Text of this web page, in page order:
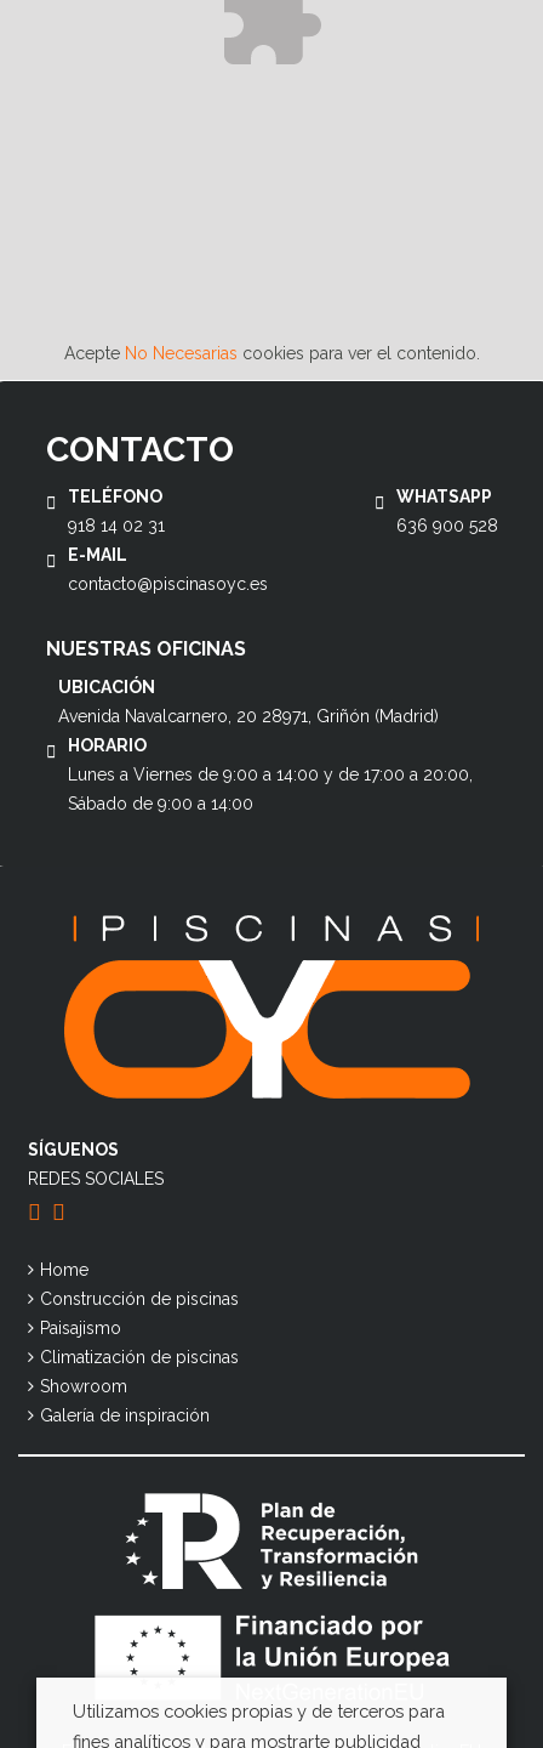
Acepte No Necesarias cookies para ver el contenido.
CONTACTO
TELÉFONO
918 14 02 31
WHATSAPP
636 900 528
E-MAIL
contacto@piscinasoyc.es
NUESTRAS OFICINAS
UBICACIÓN
Avenida Navalcarnero, 20 28971, Griñón (Madrid)
HORARIO
Lunes a Viernes de 9:00 a 14:00 y de 17:00 a 20:00,
Sábado de 9:00 a 14:00
SÍGUENOS
REDES SOCIALES
Home
Construcción de piscinas
Paisajismo
Climatización de piscinas
Showroom
Galería de inspiración
Utilizamos cookies propias y de terceros para
fines analíticos y para mostrarte publicidad